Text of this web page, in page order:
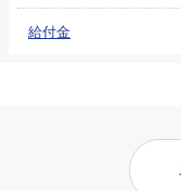
給付金